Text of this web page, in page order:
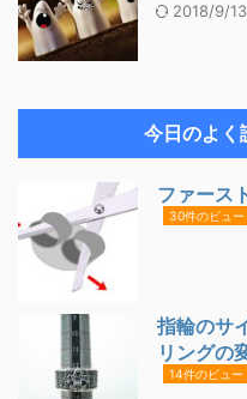
2018/9/13
今日のよく
ファース
30件のビュー
指輪のサ
リングの
14件のビュー